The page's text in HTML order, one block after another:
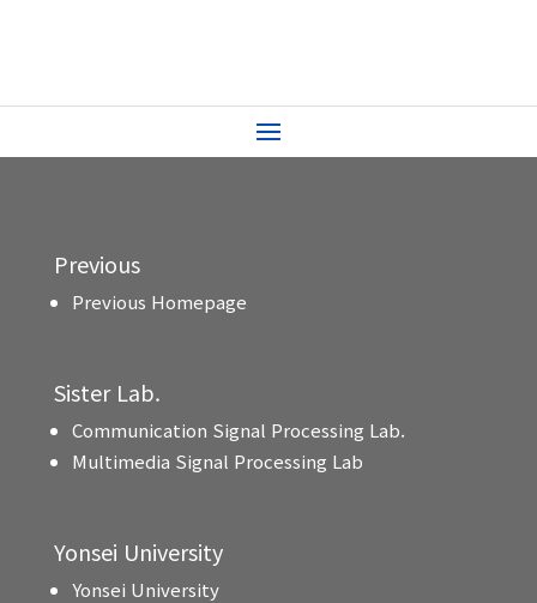
Previous
Previous Homepage
Sister Lab.
Communication Signal Processing Lab.
Multimedia Signal Processing Lab
Yonsei University
Yonsei University